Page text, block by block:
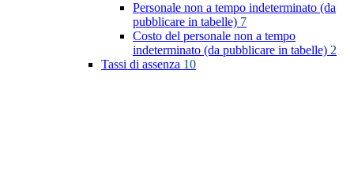
Personale non a tempo indeterminato (da
pubblicare in tabelle) 7
Costo del personale non a tempo
indeterminato (da pubblicare in tabelle) 2
Tassi di assenza 10